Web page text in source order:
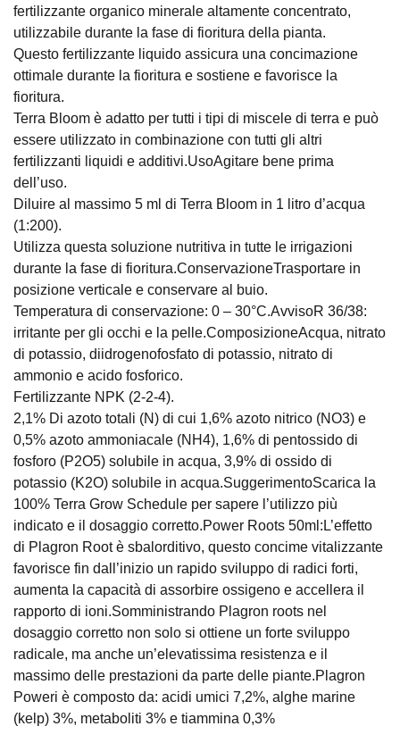
fertilizzante organico minerale altamente concentrato,
utilizzabile durante la fase di fioritura della pianta.
Questo fertilizzante liquido assicura una concimazione
ottimale durante la fioritura e sostiene e favorisce la
fioritura.
Terra Bloom è adatto per tutti i tipi di miscele di terra e può
essere utilizzato in combinazione con tutti gli altri
fertilizzanti liquidi e additivi.UsoAgitare bene prima
dell’uso.
Diluire al massimo 5 ml di Terra Bloom in 1 litro d’acqua
(1:200).
Utilizza questa soluzione nutritiva in tutte le irrigazioni
durante la fase di fioritura.ConservazioneTrasportare in
posizione verticale e conservare al buio.
Temperatura di conservazione: 0 – 30°C.AvvisoR 36/38:
irritante per gli occhi e la pelle.ComposizioneAcqua, nitrato
di potassio, diidrogenofosfato di potassio, nitrato di
ammonio e acido fosforico.
Fertilizzante NPK (2-2-4).
2,1% Di azoto totali (N) di cui 1,6% azoto nitrico (NO3) e
0,5% azoto ammoniacale (NH4), 1,6% di pentossido di
fosforo (P2O5) solubile in acqua, 3,9% di ossido di
potassio (K2O) solubile in acqua.SuggerimentoScarica la
100% Terra Grow Schedule per sapere l’utilizzo più
indicato e il dosaggio corretto.Power Roots 50ml:L’effetto
di Plagron Root è sbalorditivo, questo concime vitalizzante
favorisce fin dall’inizio un rapido sviluppo di radici forti,
aumenta la capacità di assorbire ossigeno e accellera il
rapporto di ioni.Somministrando Plagron roots nel
dosaggio corretto non solo si ottiene un forte sviluppo
radicale, ma anche un’elevatissima resistenza e il
massimo delle prestazioni da parte delle piante.Plagron
Poweri è composto da: acidi umici 7,2%, alghe marine
(kelp) 3%, metaboliti 3% e tiammina 0,3%